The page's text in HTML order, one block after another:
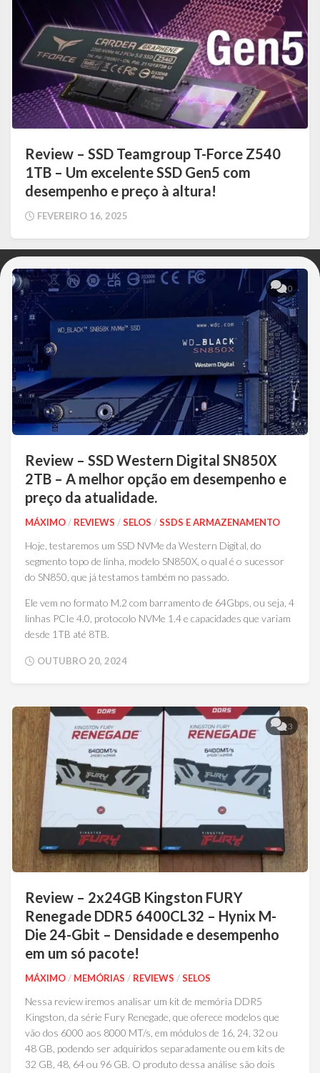
Review – SSD Teamgroup T-Force Z540
1TB – Um excelente SSD Gen5 com
desempenho e preço à altura!
FEVEREIRO 16, 2025
0
Review – SSD Western Digital SN850X
2TB – A melhor opção em desempenho e
preço da atualidade.
MÁXIMO / REVIEWS /SELOS /SSDS E ARMAZENAMENTO
Hoje, testaremos um SSD NVMe da Western Digital, do
segmento topo de linha, modelo SN850X, o qual é o sucessor
do SN850, que já testamos também no passado.
Ele vem no formato M.2 com barramento de 64Gbps, ou seja, 4
linhas PCIe 4.0, protocolo NVMe 1.4 e capacidades que variam
desde 1TB até 8TB.
OUTUBRO 20, 2024
3
Review – 2x24GB Kingston FURY
Renegade DDR5 6400CL32 – Hynix M-
Die 24-Gbit – Densidade e desempenho
em um só pacote!
MÁXIMO/ MEMÓRIAS / REVIEWS /SELOS
Nessa review iremos analisar um kit de memória DDR5
Kingston, da série Fury Renegade, que oferece modelos que
vão dos 6000 aos 8000 MT/s, em módulos de 16, 24, 32 ou
48 GB, podendo ser adquiridos separadamente ou em kits de
32 GB, 48, 64 ou 96 GB. O produto dessa análise são dois